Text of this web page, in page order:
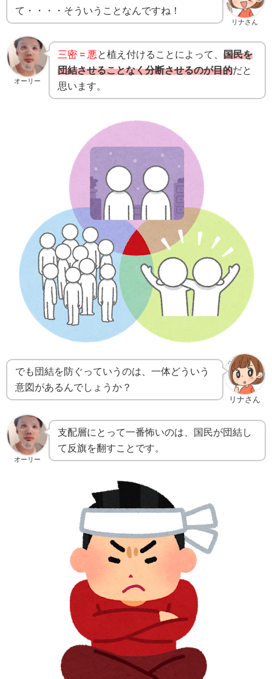
リナさん
て・・・・そういうことなんですね！
オーリー
三密 = 悪 と植え付けることによって、 国民を
団結させることなく分断させるのが目的だと
思います。
リナさん
でも団結を防ぐっていうのは、一体どういう
意図があるんでしょうか？
オーリー
支配層にとって一番怖いのは、国民が団結し
て反旗を翻すことです。